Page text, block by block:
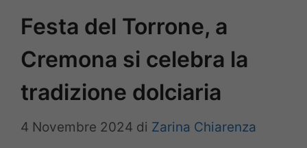
Festa del Torrone, a
Cremona si celebra la
tradizione dolciaria
4 Novembre 2024 di Zarina Chiarenza